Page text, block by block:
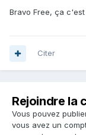
Bravo Free, ça
Citer
Rejoindre la
Vous pouvez
vous avez un